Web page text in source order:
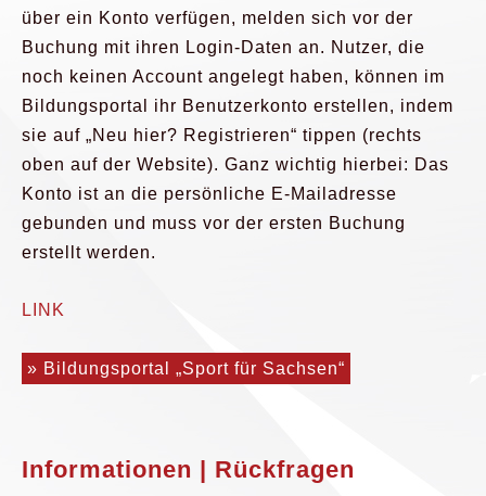
über ein Konto verfügen, melden sich vor der
Buchung mit ihren Login-Daten an. Nutzer, die
noch keinen Account angelegt haben, können im
Bildungsportal ihr Benutzerkonto erstellen, indem
sie auf „Neu hier? Registrieren“ tippen (rechts
oben auf der Website). Ganz wichtig hierbei: Das
Konto ist an die persönliche E-Mailadresse
gebunden und muss vor der ersten Buchung
erstellt werden.
LINK
» Bildungsportal „Sport für Sachsen“
Informationen | Rückfragen